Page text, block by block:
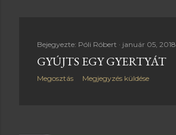
Bejegyezte: Póli Róbert január 05, 2018
GYÚJTS EGY GYERTYÁT
Megosztás Megjegyzés küldése